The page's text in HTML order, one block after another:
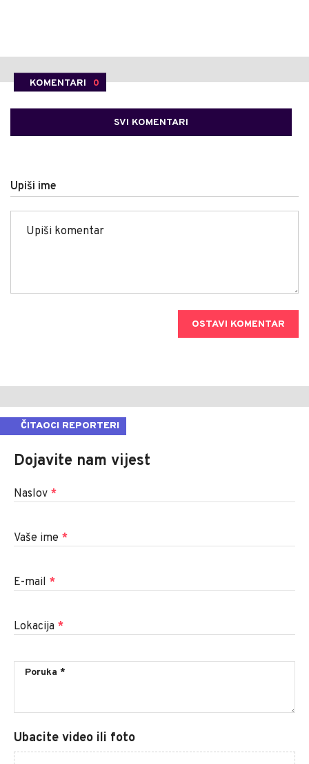
KOMENTARI 0
SVI KOMENTARI
Upiši ime
OSTAVI KOMENTAR
ČITAOCI REPORTERI
Dojavite nam vijest
Naslov *
Vaše ime *
E-mail *
Lokacija *
Ubacite video ili foto